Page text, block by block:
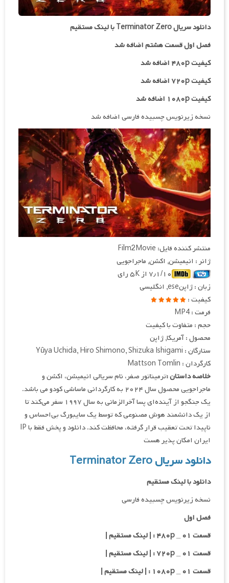
دانلود سریال Terminator Zero با لینک مستقیم
فصل اول قسمت هشتم اضافه شد
کیفیت ۴۸۰p اضافه شد
کیفیت ۷۲۰p
اضافه شد
کیفیت ۱۰۸۰p اضافه شد
نسخه زیرنویس چسبیده فارسی اضافه شد
منتشر کننده فایل: Film2Movie
ژانر : انیمیشن, اکشن, ماجراجویی
۷٫۱/۱۰ از ۵K رای
زبان : ژاپنese, انگلیسی
کیفیت :
فرمت : MP4
حجم : متفاوت با کیفیت
محصول : آمریکا, ژاپن
ستارگان : Yûya Uchida, Hiro Shimono, Shizuka Ishigami
کارگردان : Mattson Tomlin
خلاصه داستان :ترمیناتور صفر، نام سریالی انیمیشن، اکشن و
ماجراجویی محصول سال ۲۰۲۴ به کارگردانی ماساشی کودو می باشد.
یک جنگجو از آینده‌ای پسا آخرالزمانی به سال ۱۹۹۷ سفر می‌کند تا
از یک دانشمند هوش مصنوعی که توسط یک سایبورگ بی‌احساس و
ناپیدا تحت تعقیب قرار گرفته، محافظت کند. دانلود و پخش فقط با IP
ایران امکان پذیر هست
دانلود سریال Terminator Zero
دانلود با لینک مستقیم
نسخه زیرنویس چسبیده فارسی
فصل اول
قسمت ۰۱ _ ۴۸۰p : | لینک مستقیم |
قسمت ۰۱ _ ۷۲۰p : | لینک مستقیم |
قسمت ۰۱ _ ۱۰۸۰p : | لینک مستقیم |